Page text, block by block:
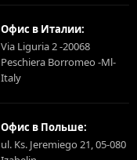
Офис в Италии:
Via Liguria 2 -20068
Peschiera Borromeo -Ml-
Italy
Офис в Польше:
ul. Ks. Jeremiego 21, 05-080